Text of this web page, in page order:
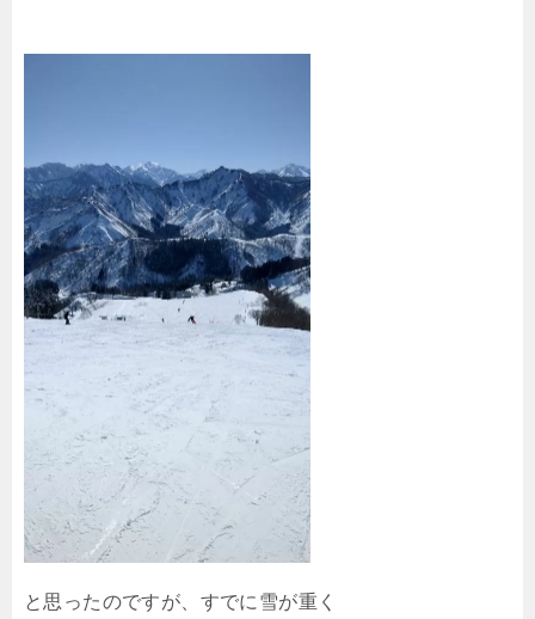
と思ったのですが、すでに雪が重く